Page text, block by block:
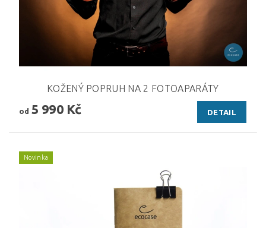
KOŽENÝ POPRUH NA 2 FOTOAPARÁTY
od 5 990 Kč DETAIL
Novinka